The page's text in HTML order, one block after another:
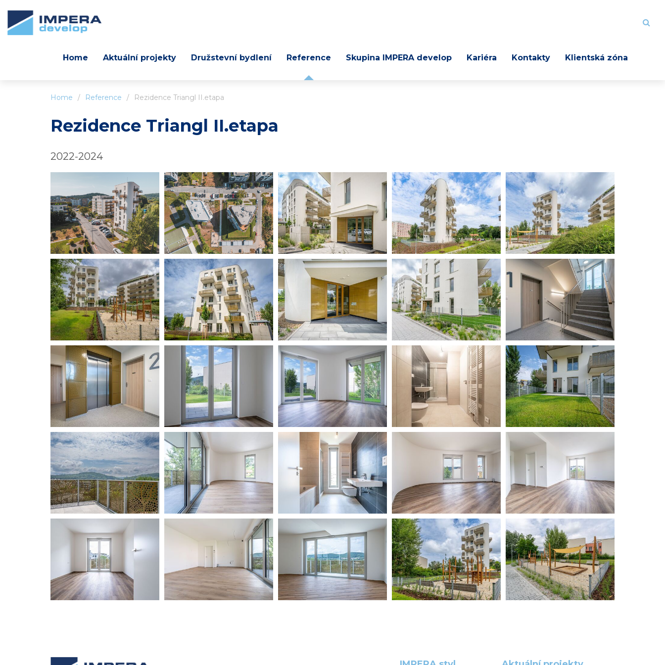
Home Aktuální projekty Družstevní bydlení Reference Skupina IMPERA develop Kariéra Kontakty Klientská zóna
Home / Reference / Rezidence Triangl II.etapa
Rezidence Triangl II.etapa
2022-2024